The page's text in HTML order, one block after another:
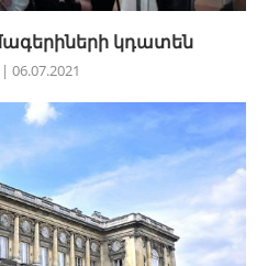
կդատեն
06.07.2021